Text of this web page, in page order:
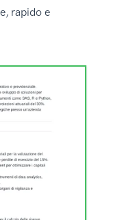
rapido e